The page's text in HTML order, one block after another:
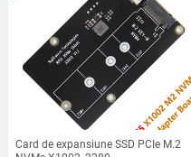
Card de expansiune SSD PCIe M.2